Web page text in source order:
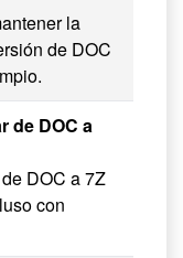
la
de DOC
de DOC a
DOC a 7Z
con